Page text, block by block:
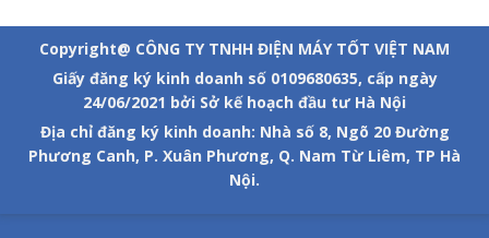
Copyright@ CÔNG TY TNHH ĐIỆN MÁY TỐT VIỆT NAM
Giấy đăng ký kinh doanh số 0109680635, cấp ngày
24/06/2021 bởi Sở kế hoạch đầu tư Hà Nội
Địa chỉ đăng ký kinh doanh: Nhà số 8, Ngõ 20 Đường
Phương Canh, P. Xuân Phương, Q. Nam Từ Liêm, TP Hà
Nội.